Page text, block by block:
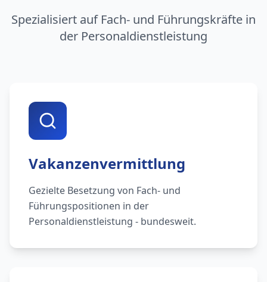
Spezialisiert auf Fach- und Führungskräfte in
der Personaldienstleistung
Vakanzenvermittlung
Gezielte Besetzung von Fach- und
Führungspositionen in der
Personaldienstleistung - bundesweit.